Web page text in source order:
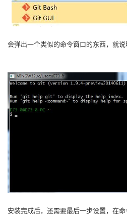
我
我
的
我
会弹出一个类似的命令窗口的东西，就说
安装完成后，还需要最后一步设置，在命